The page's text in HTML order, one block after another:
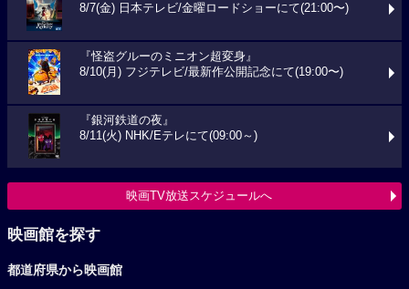
8/7(金) 日本テレビ/金曜ロードショーにて(21:00〜)
『怪盗グルーのミニオン超変身』
8/10(月) フジテレビ/最新作公開記念にて(19:00〜)
『銀河鉄道の夜』
8/11(火) NHK/Eテレにて(09:00～)
映画TV放送スケジュールへ
映画館を探す
都道府県から映画館